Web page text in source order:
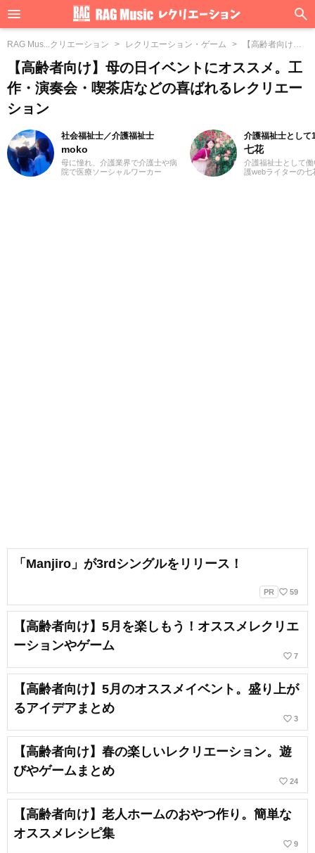
RAG Mus...クリエーション レクリエーション・ゲーム
【高齢者向け】...
クリエーション
【高齢者向け】母の日イベントにオススメ。工
作・演奏会・喫茶店などの喜ばれるレクリエー
ション
社会福祉士／介護福祉士
moko
母に憧れ、介護業界で介護士や病
院で医療ソーシャルワーカー
介護福祉士として
七花
介護福祉士として
護webライターの七
「Manjiro」が3rdシングルをリリース！
PR favorite_border 59
【高齢者向け】5月を楽しもう！オススメレクリエ
ーションやゲーム
favorite_border 7
【高齢者向け】5月のオススメイベント。盛り上が
るアイデアまとめ
favorite_border 3
【高齢者向け】春の楽しいレクリエーション。遊
びやゲームまとめ
favorite_border 24
【高齢者向け】老人ホームのおやつ作り。簡単な
オススメレシピ集
favorite_border 9